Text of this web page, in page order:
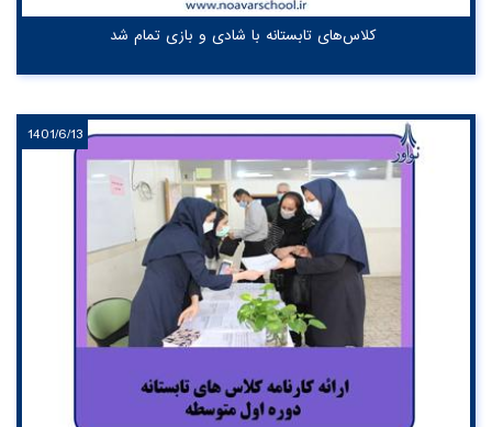
کلاس‌های تابستانه با شادی و بازی تمام شد
1401/6/13